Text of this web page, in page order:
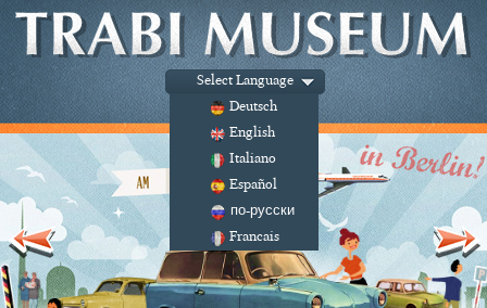
Deutsch
English
Italiano
Español
по-русски
Francais
Select Language